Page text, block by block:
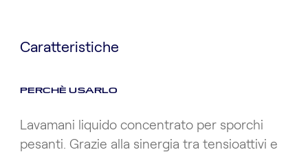
Caratteristiche
PERCHÈ USARLO
Lavamani liquido concentrato per sporchi
pesanti. Grazie alla sinergia tra tensioattivi e